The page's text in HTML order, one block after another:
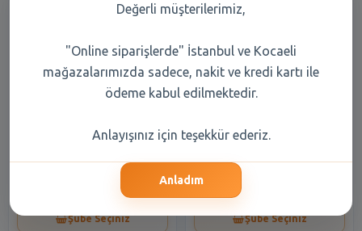
500/3
Şube Seçiniz
500/2
Şube Seçiniz
Değerli müşterilerimiz,
"Online siparişlerde" İstanbul ve Kocaeli
mağazalarımızda sadece, nakit ve kredi kartı ile
ödeme kabul edilmektedir.
Anlayışınız için teşekkür ederiz.
Anladım